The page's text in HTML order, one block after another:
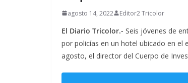
agosto 14, 2022 Editor2 Tricolor
El Diario Tricolor.- Seis jóvenes de
por policías en un hotel ubicado en el
agosto, el director del Cuerpo de